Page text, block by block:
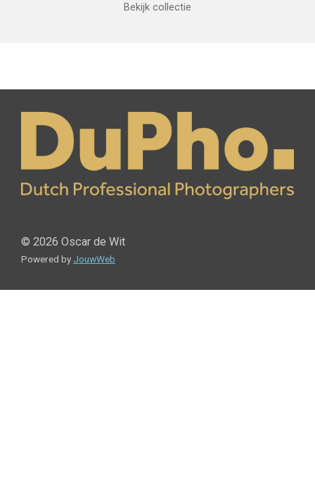
Bekijk collectie
© 2026 Oscar de Wit
Powered by JouwWeb